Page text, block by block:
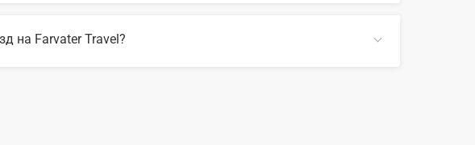
на Farvater Travel?